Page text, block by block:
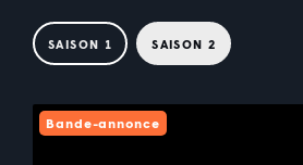
SAISON 1 SAISON 2
Bande-annonce